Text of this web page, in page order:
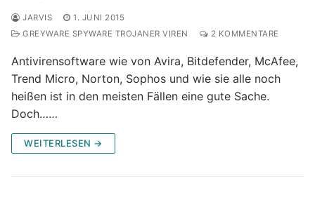
JARVIS
1. JUNI 2015
GREYWARE SPYWARE TROJANER VIREN
2 KOMMENTARE
Antivirensoftware wie von Avira, Bitdefender, McAfee,
Trend Micro, Norton, Sophos und wie sie alle noch
heißen ist in den meisten Fällen eine gute Sache.
Doch……
WEITERLESEN →